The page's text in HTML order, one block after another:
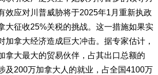
效应对川普威胁将于2025年1月重新执政
大征收25%关税的挑战。这一措施如果实
加拿大经济造成巨大冲击。据专家估计，
拿大最大的贸易伙伴，占其出口总额的
及200万加拿大人的就业，占全国4100万